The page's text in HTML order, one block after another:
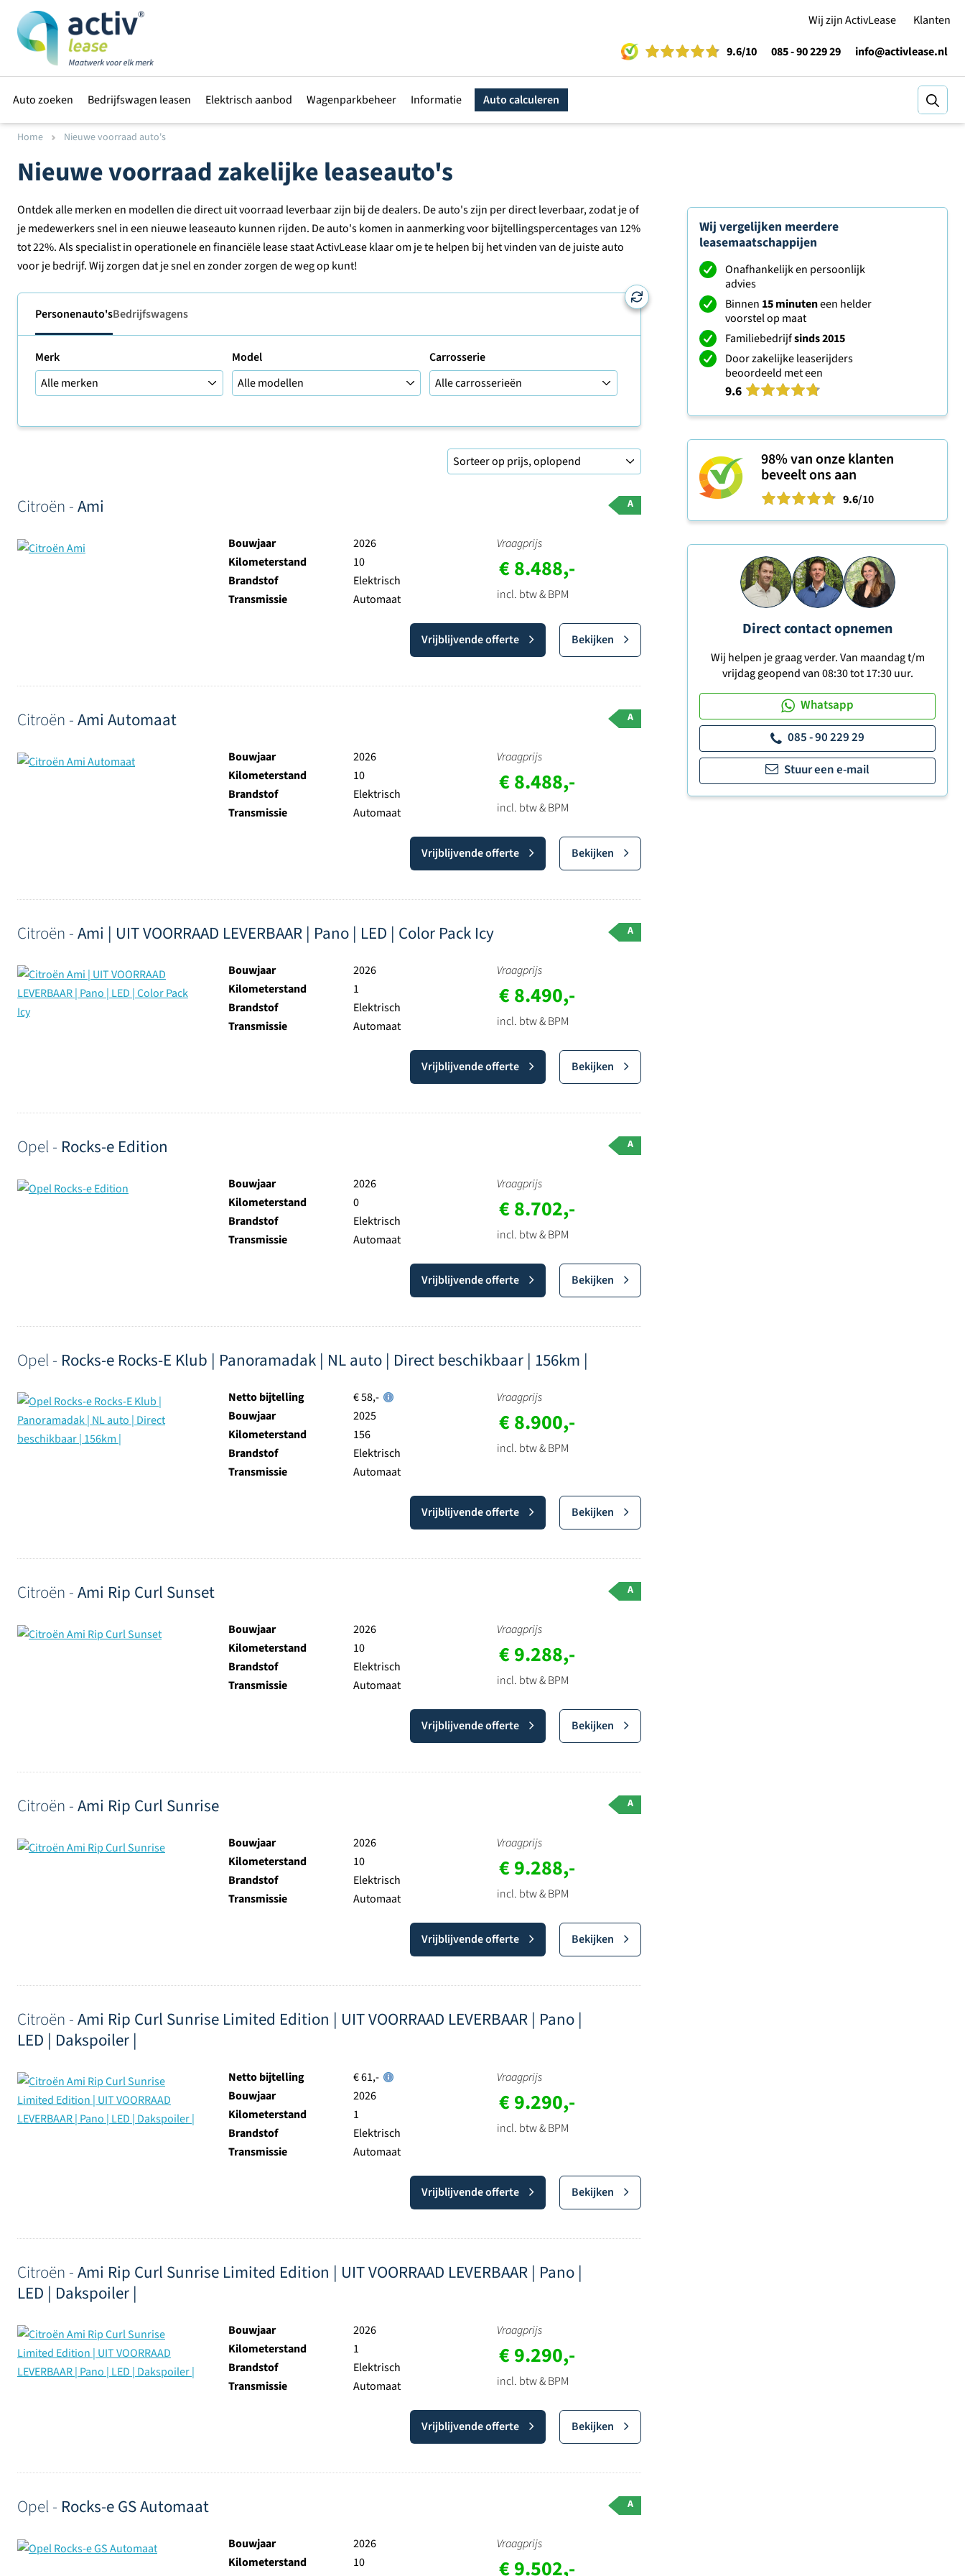
Wij zijn ActivLease
Klanten
9.6/10 085 - 90 229 29 info@activlease.nl
Auto zoeken Bedrijfswagen leasen Elektrisch aanbod Wagenparkbeheer Informatie Auto calculeren
Home Nieuwe voorraad auto's
Nieuwe voorraad zakelijke leaseauto's
Ontdek alle merken en modellen die direct uit voorraad leverbaar zijn bij de dealers. De auto's zijn per direct leverbaar, zodat je of
je medewerkers snel in een nieuwe leaseauto kunnen rijden. De auto's komen in aanmerking voor bijtellingspercentages van 12%
tot 22%. Als specialist in operationele en financiële lease staat ActivLease klaar om je te helpen bij het vinden van de juiste auto
voor je bedrijf. Wij zorgen dat je snel en zonder zorgen de weg op kunt!
Personenauto'sBedrijfswagens
Merk Model Carrosserie
Citroën -Ami A
Bouwjaar
2026
Kilometerstand
10
Brandstof
Elektrisch
Transmissie
Automaat
Vraagprijs
€ 8.488,-
incl. btw & BPM
Vrijblijvende offerte Bekijken
Citroën -Ami Automaat A
Bouwjaar
2026
Kilometerstand
10
Brandstof
Elektrisch
Transmissie
Automaat
Vraagprijs
€ 8.488,-
incl. btw & BPM
Vrijblijvende offerte Bekijken
Citroën -Ami | UIT VOORRAAD LEVERBAAR | Pano | LED | Color Pack Icy A
Bouwjaar
2026
Kilometerstand
1
Brandstof
Elektrisch
Transmissie
Automaat
Vraagprijs
€ 8.490,-
incl. btw & BPM
Vrijblijvende offerte Bekijken
Opel - Rocks-e Edition A
Bouwjaar
2026
Kilometerstand
0
Brandstof
Elektrisch
Transmissie
Automaat
Vraagprijs
€ 8.702,-
incl. btw & BPM
Vrijblijvende offerte Bekijken
Opel - Rocks-e Rocks-E Klub | Panoramadak | NL auto | Direct beschikbaar | 156km |
Netto bijtelling
€ 58,-
Bouwjaar
2025
Kilometerstand
156
Brandstof
Elektrisch
Transmissie
Automaat
Vraagprijs
€ 8.900,-
incl. btw & BPM
Vrijblijvende offerte Bekijken
Citroën -Ami Rip Curl Sunset A
Bouwjaar
2026
Kilometerstand
10
Brandstof
Elektrisch
Transmissie
Automaat
Vraagprijs
€ 9.288,-
incl. btw & BPM
Vrijblijvende offerte Bekijken
Citroën -Ami Rip Curl Sunrise A
Bouwjaar
2026
Kilometerstand
10
Brandstof
Elektrisch
Transmissie
Automaat
Vraagprijs
€ 9.288,-
incl. btw & BPM
Vrijblijvende offerte Bekijken
Citroën -Ami Rip Curl Sunrise Limited Edition | UIT VOORRAAD LEVERBAAR | Pano |
LED | Dakspoiler |
Netto bijtelling
€ 61,-
Bouwjaar
2026
Kilometerstand
1
Brandstof
Elektrisch
Transmissie
Automaat
Vraagprijs
€ 9.290,-
incl. btw & BPM
Vrijblijvende offerte Bekijken
Citroën -Ami Rip Curl Sunrise Limited Edition | UIT VOORRAAD LEVERBAAR | Pano |
LED | Dakspoiler |
Bouwjaar
2026
Kilometerstand
1
Brandstof
Elektrisch
Transmissie
Automaat
Vraagprijs
€ 9.290,-
incl. btw & BPM
Vrijblijvende offerte Bekijken
Opel - Rocks-e GS Automaat A
Bouwjaar
2026
Kilometerstand
10
Vraagprijs
€ 9.502,-
Wij vergelijken meerdere
leasemaatschappijen
Onafhankelijk en persoonlijk
advies
Binnen 15 minuteneen helder
voorstel op maat
Familiebedrijfsinds 2015
Door zakelijke leaserijders
beoordeeld met een
9.6
98%van onze klanten
beveelt ons aan
9.6/10
Direct contact opnemen
Wij helpen je graag verder. Van maandag t/m
vrijdag geopend van 08:30 tot 17:30 uur.
Whatsapp
085 - 90 229 29
Stuur een e-mail